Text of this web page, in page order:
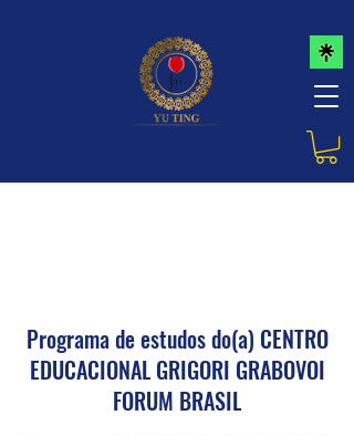
Programa de estudos do(a) CENTRO
EDUCACIONAL GRIGORI GRABOVOI
FORUM BRASIL